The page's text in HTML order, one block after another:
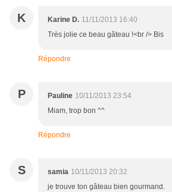
K Karine D. 11/11/2013 16:40
Très jolie ce beau gâteau !<br /> Bis
Répondre
P Pauline 10/11/2013 23:54
Miam, trop bon ^^
Répondre
S samia 10/11/2013 20:32
je trouve ton gâteau bien gourmand.